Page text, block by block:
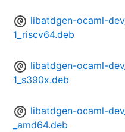
libatdgen-ocaml-
1_riscv64.deb
libatdgen-ocaml-
1_s390x.deb
libatdgen-ocaml-
_amd64.deb